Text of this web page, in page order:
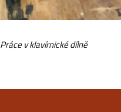
Práce v klavírnické dílně